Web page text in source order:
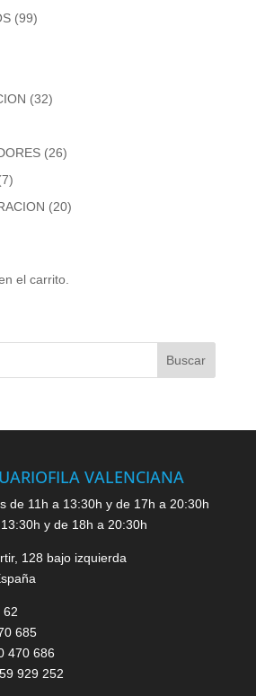
(99)
(32)
(26)
(20)
el carrito.
VALENCIANA
de 11h a 13:30h y de 17h a 20:30h
y de 18h a 20:30h
128 bajo izquierda
62
685
470 686
929 252